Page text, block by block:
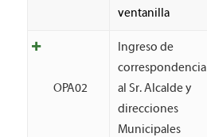
ventanilla
OPA02
Ingreso de
correspondencia
al Sr. Alcalde y
direcciones
Municipales